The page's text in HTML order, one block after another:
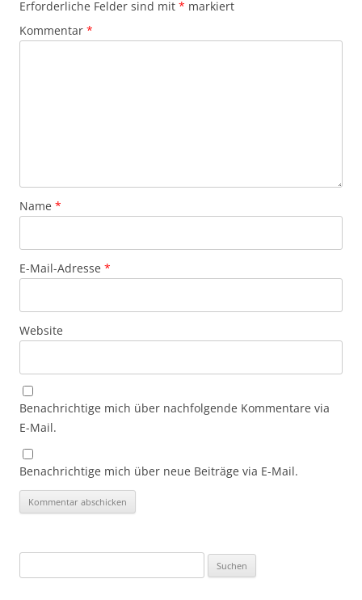
Erforderliche Felder sind mit * markiert
Kommentar *
Name *
E-Mail-Adresse *
Website
Benachrichtige mich über nachfolgende Kommentare via
E-Mail.
Benachrichtige mich über neue Beiträge via E-Mail.
nach: